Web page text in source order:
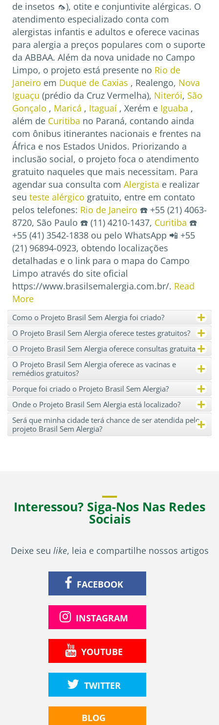
de insetos 🦟), otite e conjuntivite alérgicas. O
atendimento especializado conta com
alergistas infantis e adultos e oferece vacinas
para alergia a preços populares com o suporte
da ABBAA. Além da nova unidade no Campo
Limpo, o projeto está presente no Rio de
Janeiro em Duque de Caxias , Realengo, Nova
Iguaçu (prédio da Cruz Vermelha), Niterói, São
Gonçalo , Maricá , Itaguaí , Xerém e Iguaba ,
além de Curitiba no Paraná, contando ainda
com ônibus itinerantes nacionais e frentes na
África e nos Estados Unidos. Priorizando a
inclusão social, o projeto foca o atendimento
gratuito naqueles que mais necessitam. Para
agendar sua consulta com Alergista e realizar
seu teste alérgico gratuito, entre em contato
pelos telefones: Rio de Janeiro ☎️ +55 (21) 4063-
8720, São Paulo ☎️ (11) 4210-1437, Curitiba ☎️
+55 (41) 3542-1838 ou pelo WhatsApp 📲 +55
(21) 96894-0923, obtendo localizações
detalhadas e o link para o mapa do Campo
Limpo através do site oficial
https://www.brasilsemalergia.com.br/. Read
More
Como o Projeto Brasil Sem Alergia foi criado? +
O Projeto Brasil Sem Alergia oferece testes gratuitos? +
O Projeto Brasil Sem Alergia oferece consultas gratuitas?+
O Projeto Brasil Sem Alergia oferece as vacinas e
remédios gratuitos?
+
Porque foi criado o Projeto Brasil Sem Alergia? +
Onde o Projeto Brasil Sem Alergia está localizado? +
Será que minha cidade terá chance de ser atendida pelo
projeto Brasil Sem Alergia?
+
Interessou? Siga-Nos Nas Redes
Sociais
Deixe seu like, leia e compartilhe nossos artigos
FACEBOOK
INSTAGRAM
YOUTUBE
TWITTER
BLOG